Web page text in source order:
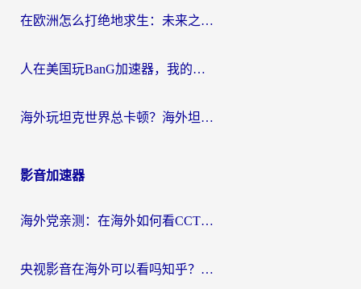
在欧洲怎么打绝地求生：未来之役不卡？留学生亲测的加速器避坑指南
人在美国玩BanG加速器，我的延迟终于绿了
海外玩坦克世界总卡顿？海外坦克世界加速器有哪些？实测好用的选择在这里
影音加速器
海外党亲测：在海外如何看CCTV？告别“仅限大陆播放”的实用指南
央视影音在海外可以看吗知乎？留学生亲测：3步解决地域限制+追剧自由